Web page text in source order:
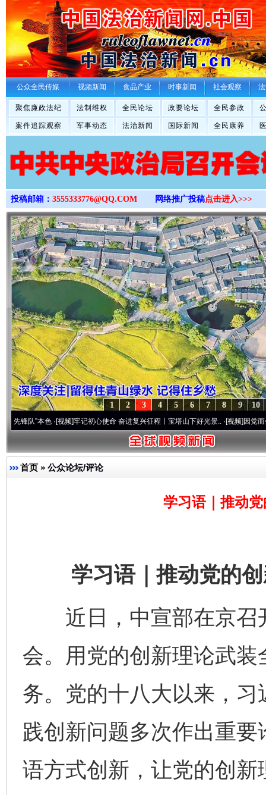
>
公众全民传媒 视频新闻 食品产业 时事新闻 社会观察
聚焦廉政法纪 法制维权 全民论坛 政要论坛 全民参政
案件追踪观察 军事动态 法治新闻 国际新闻 全民康养
投稿邮箱： 3555333776@QQ.COM 网络推广投稿点击进入>>>
10
9
8
7
6
5
4
3
2
1
·[视频]牢记初心使命 奋进复兴征程丨宝塔山下好光景..·[视频]因党而生 为党而
首页 » 公众论坛/评论
学习语｜推动
学习语｜推动党的创
近日，中宣部在京召
会。用党的创新理论武
务。党的十八大以来，
践创新问题多次作出重
语方式创新，让党的创新